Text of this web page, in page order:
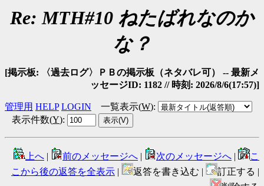
Re: MTH#10 ねたばれなのか
な？
[掲示板: 〈過去ログ〉ＰＢの掲示板（ネタバレ可） -- 最新メ
ッセージID: 1182 // 時刻: 2026/8/6(17:57)]
管理用 HELP LOGIN 一覧表示(W):
表示件数(Y):
上へ | 前のメッセージへ | 次のメッセージへ |
こ
こから後の返答を全表示 | 返答を書き込む |
訂正する |